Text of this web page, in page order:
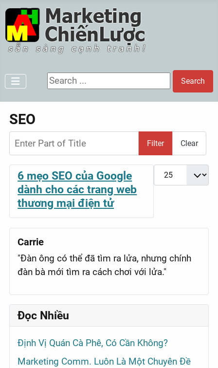
Search ... Search
SEO
Enter Part of Title
Filter Clear
Display #
6 mẹo SEO của Google
dành cho các trang web
thương mại điện tử
Carrie
"Đàn ông có thể đã tìm ra lửa, nhưng chính
đàn bà mới tìm ra cách chơi với lửa."
Đọc Nhiều
Định Vị Quán Cà Phê, Có Cần Không?
Marketing Comm. Luôn Là Một Chuyên Đề